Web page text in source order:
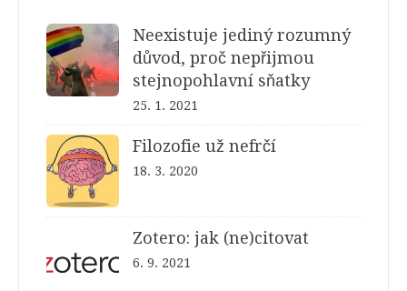
Neexistuje jediný rozumný
důvod, proč nepřijmou
stejnopohlavní sňatky
25. 1. 2021
Filozofie už nefrčí
18. 3. 2020
Zotero: jak (ne)citovat
6. 9. 2021